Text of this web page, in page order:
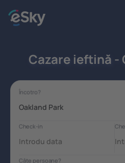
Cazare ieftină -